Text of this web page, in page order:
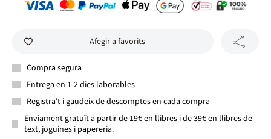
Afegir a favorits
Compra segura
Entrega en 1-2 dies laborables
Registra't i gaudeix de descomptes en cada compra
Enviament gratuït a partir de 19€ en llibres i de 39€ en llibres de
text, joguines i papereria.